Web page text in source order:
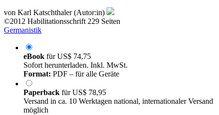
von Karl Katschthaler (Autor:in)
©2012 Habilitationsschrift 229 Seiten
Germanistik
eBook fürUS$ 74,75
Sofort herunterladen. Inkl. MwSt.
Format: PDF – für alle Geräte
Paperback fürUS$ 78,95
Versand in ca. 10 Werktagen national, internationaler Versand
möglich